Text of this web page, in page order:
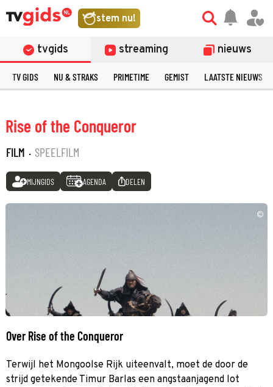
stem nu!
tvgids streaming nieuws
TV GIDS NU & STRAKS PRIMETIME GEMIST LAATSTE NIEUWS
Rise of the Conqueror
FILM · SPEELFILM
MIJNGIDS AGENDA DELEN
©
Over Rise of the Conqueror
Terwijl het Mongoolse Rijk uiteenvalt, moet de door de
strijd getekende Timur Barlas een angstaanjagend lot